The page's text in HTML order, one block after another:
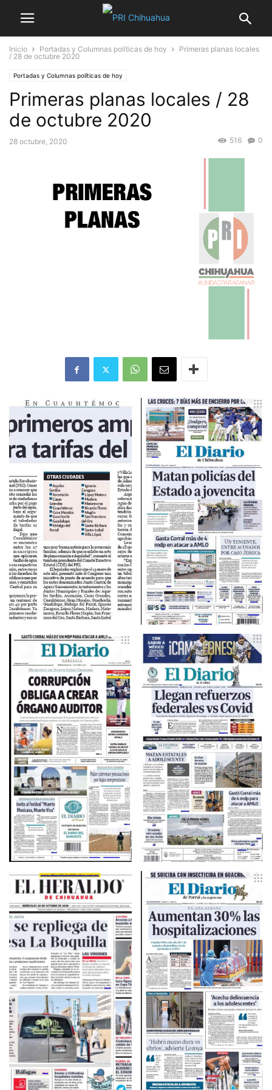
Inicio Portadas y Columnas políticas de hoy
Primeras planas locales
/ 28 de octubre 2020
Portadas y Columnas políticas de hoy
Primeras planas locales / 28
de octubre 2020
28 octubre, 2020 0
516